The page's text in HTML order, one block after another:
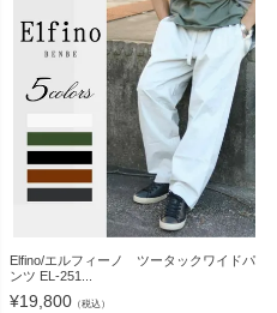
Elfino/エルフィーノ ツータックワイドパ
ンツ EL-251...
¥19,800 （税込）